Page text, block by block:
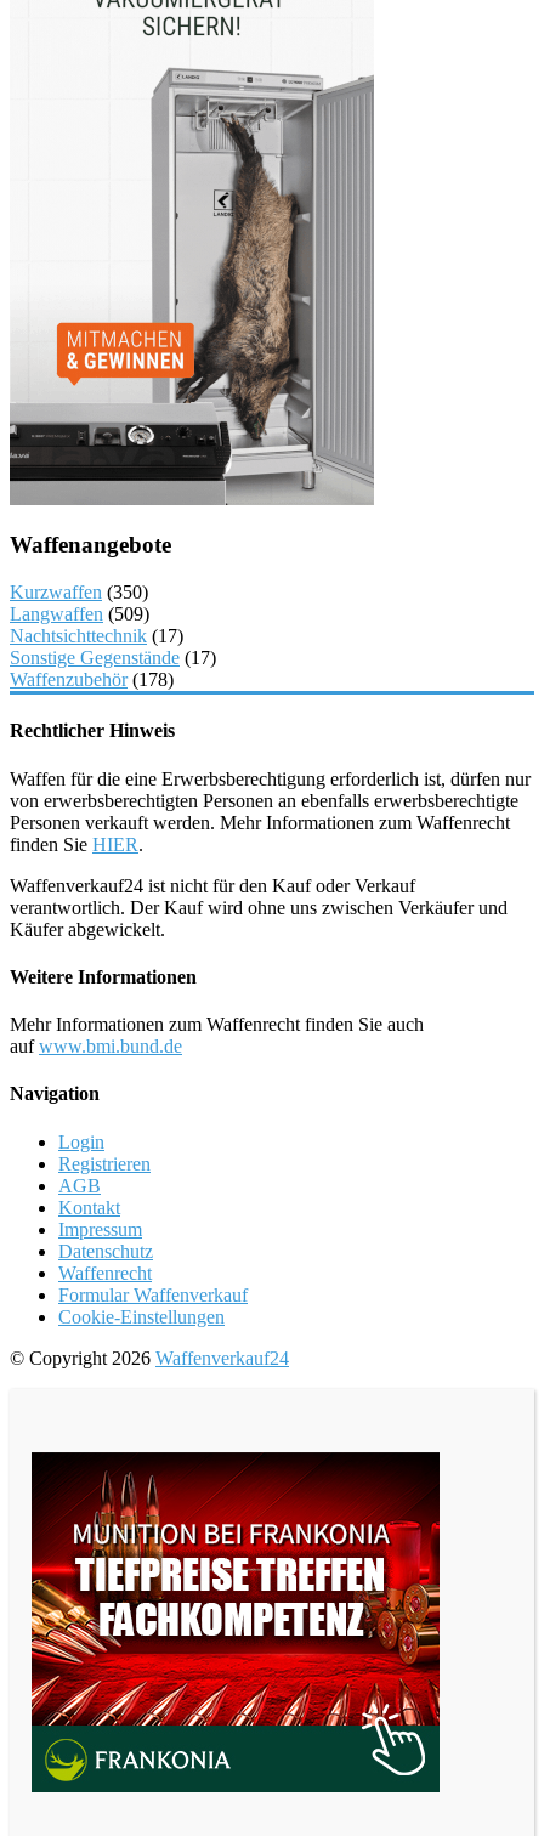
Waffenangebote
Kurzwaffen (350)
Langwaffen (509)
Nachtsichttechnik (17)
Sonstige Gegenstände (17)
Waffenzubehör(178)
Rechtlicher Hinweis
Waffen für die eine Erwerbsberechtigung erforderlich ist, dürfen nur
von erwerbsberechtigten Personen an ebenfalls erwerbsberechtigte
Personen verkauft werden. Mehr Informationen zum Waffenrecht
finden Sie HIER.
Waffenverkauf24 ist nicht für den Kauf oder Verkauf
verantwortlich. Der Kauf wird ohne uns zwischen Verkäufer und
Käufer abgewickelt.
Weitere Informationen
Mehr Informationen zum Waffenrecht finden Sie auch
aufwww.bmi.bund.de
Navigation
Login
Registrieren
AGB
Kontakt
Impressum
Datenschutz
Waffenrecht
Formular Waffenverkauf
Cookie-Einstellungen
© Copyright 2026 Waffenverkauf24